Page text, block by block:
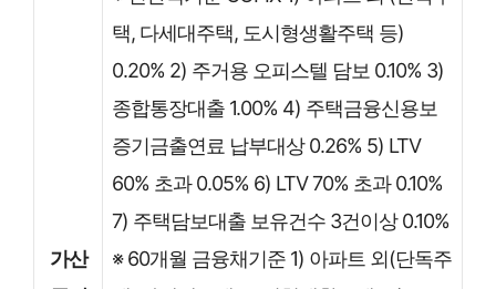
가산
택, 다세대주택, 도시형생활주택 등)
0.20% 2) 주거용 오피스텔 담보 0.10% 3)
종합통장대출 1.00% 4) 주택금융신용보
증기금출연료 납부대상 0.26% 5) LTV
60% 초과 0.05% 6) LTV 70% 초과 0.10%
7) 주택담보대출 보유건수 3건이상 0.10%
※ 60개월 금융채기준 1) 아파트 외(단독주